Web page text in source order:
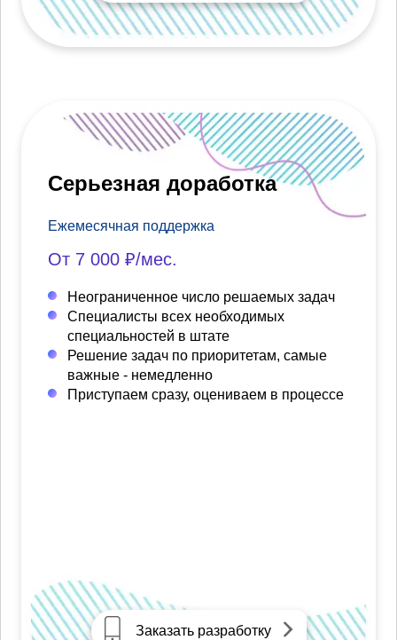
Серьезная доработка
Ежемесячная поддержка
От 7 000 ₽/мес.
Неограниченное число решаемых задач
Специалисты всех необходимых
специальностей в штате
Решение задач по приоритетам, самые
важные - немедленно
Приступаем сразу, оцениваем в процессе
Заказать разработку